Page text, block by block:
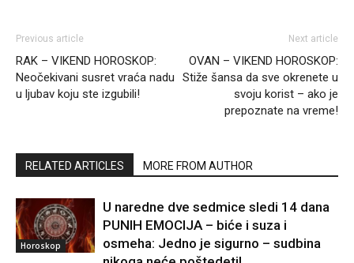
Previous article
RAK – VIKEND HOROSKOP:
Neočekivani susret vraća nadu
u ljubav koju ste izgubili!
Next article
OVAN – VIKEND HOROSKOP:
Stiže šansa da sve okrenete u
svoju korist – ako je
prepoznate na vreme!
RELATED ARTICLES MORE FROM AUTHOR
Horoskop
U naredne dve sedmice sledi 14 dana
PUNIH EMOCIJA – biće i suza i
osmeha: Jedno je sigurno – sudbina